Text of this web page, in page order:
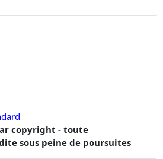
copyright - toute
sous peine de poursuites